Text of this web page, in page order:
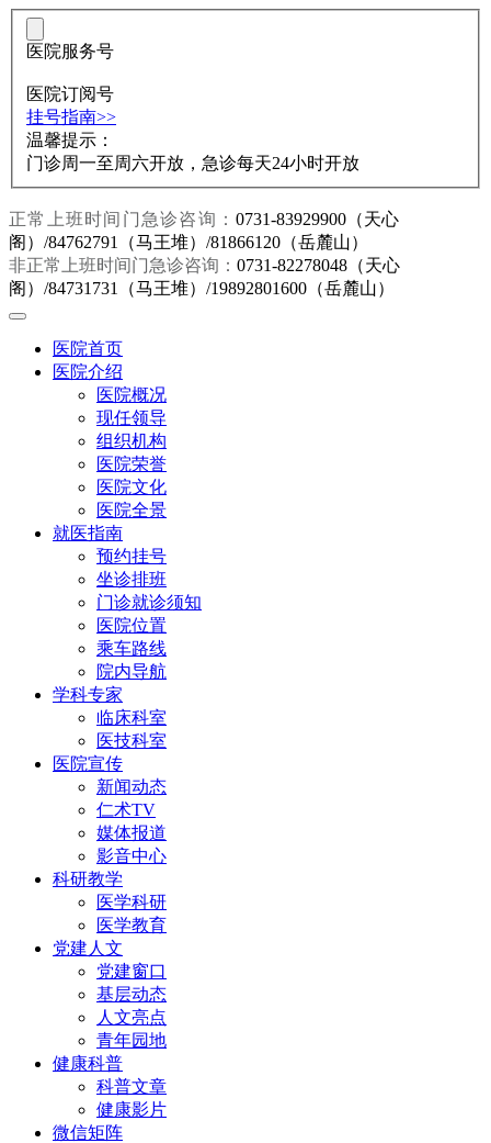
医院服务号
医院订阅号
挂号指南>>
温馨提示：
门诊周一至周六开放，急诊每天24小时开放
正常上班时间门急诊咨询： 0731-83929900（天心
阁）/84762791（马王堆）/81866120（岳麓山）
非正常上班时间门急诊咨询： 0731-82278048（天心
阁）/84731731（马王堆）/19892801600（岳麓山）
医院首页
医院介绍
医院概况
现任领导
组织机构
医院荣誉
医院文化
医院全景
就医指南
预约挂号
坐诊排班
门诊就诊须知
医院位置
乘车路线
院内导航
学科专家
临床科室
医技科室
医院宣传
新闻动态
仁术TV
媒体报道
影音中心
科研教学
医学科研
医学教育
党建人文
党建窗口
基层动态
人文亮点
青年园地
健康科普
科普文章
健康影片
微信矩阵